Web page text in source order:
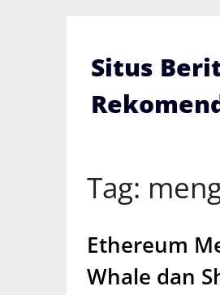
Situs
Tag:
Ethereum
Whale dan